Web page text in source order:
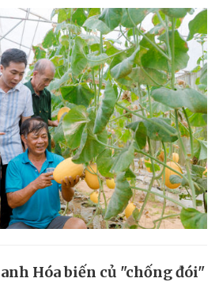
Hóa biến củ "chống đói"